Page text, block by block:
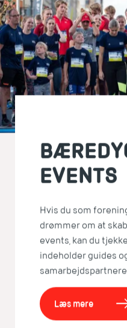
EVENTS
Hvis du som
drømmer om at
events, kan du
indeholder guides
Læs mere